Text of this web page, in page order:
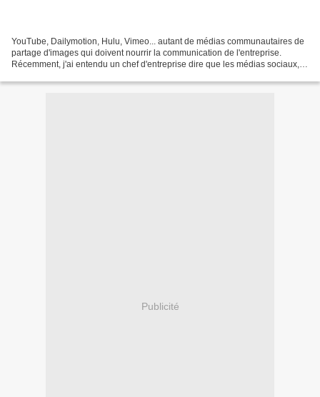
YouTube, Dailymotion, Hulu, Vimeo... autant de médias communautaires de
partage d'images qui doivent nourrir la communication de l'entreprise.
Récemment, j'ai entendu un chef d'entreprise dire que les médias sociaux,
Publicité